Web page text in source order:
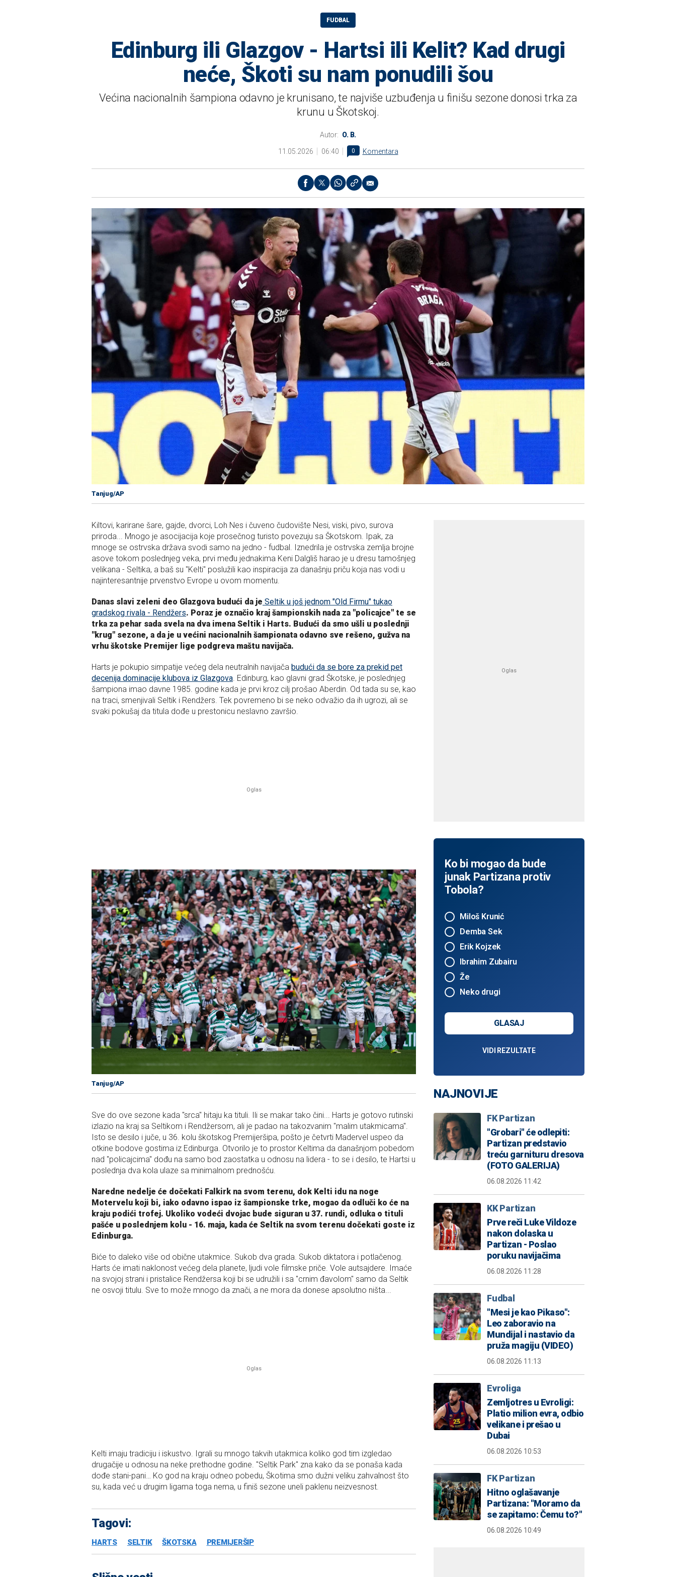
FUDBAL
Edinburg ili Glazgov - Hartsi ili Kelit? Kad drugi
neće, Škoti su nam ponudili šou
Većina nacionalnih šampiona odavno je krunisano, te najviše uzbuđenja u finišu sezone donosi trka za
krunu u Škotskoj.
Autor: O. B.
11.05.2026 06:40 0 Komentara
Tanjug/AP
Kiltovi, karirane šare, gajde, dvorci, Loh Nes i čuveno čudovište Nesi, viski, pivo, surova
priroda... Mnogo je asocijacija koje prosečnog turisto povezuju sa Škotskom. Ipak, za
mnoge se ostrvska država svodi samo na jedno - fudbal. Iznedrila je ostrvska zemlja brojne
asove tokom poslednjeg veka, prvi među jednakima Keni Dalgliš harao je u dresu tamošnjeg
velikana - Seltika, a baš su "Kelti" poslužili kao inspiracija za današnju priču koja nas vodi u
najinteresantnije prvenstvo Evrope u ovom momentu.
Danas slavi zeleni deo Glazgova budući da je Seltik u još jednom "Old Firmu" tukao
gradskog rivala - Rendžers. Poraz je označio kraj šampionskih nada za "policajce" te se
trka za pehar sada svela na dva imena Seltik i Harts. Budući da smo ušli u poslednji
"krug" sezone, a da je u većini nacionalnih šampionata odavno sve rešeno, gužva na
vrhu škotske Premijer lige podgreva maštu navijača.
Harts je pokupio simpatije većeg dela neutralnih navijača budući da se bore za prekid pet
decenija dominacije klubova iz Glazgova . Edinburg, kao glavni grad Škotske, je poslednjeg
šampiona imao davne 1985. godine kada je prvi kroz cilj prošao Aberdin. Od tada su se, kao
na traci, smenjivali Seltik i Rendžers. Tek povremeno bi se neko odvažio da ih ugrozi, ali se
svaki pokušaj da titula dođe u prestonicu neslavno završio.
Tanjug/AP
Sve do ove sezone kada "srca" hitaju ka tituli. Ili se makar tako čini... Harts je gotovo rutinski
izlazio na kraj sa Seltikom i Rendžersom, ali je padao na takozvanim "malim utakmicama".
Isto se desilo i juče, u 36. kolu škotskog Premijeršipa, pošto je četvrti Madervel uspeo da
otkine bodove gostima iz Edinburga. Otvorilo je to prostor Keltima da današnjom pobedom
nad "policajcima" dođu na samo bod zaostatka u odnosu na lidera - to se i desilo, te Hartsi u
poslednja dva kola ulaze sa minimalnom prednošću.
Naredne nedelje će dočekati Falkirk na svom terenu, dok Kelti idu na noge
Motervelu koji bi, iako odavno ispao iz šampionske trke, mogao da odluči ko će na
kraju podići trofej. Ukoliko vodeći dvojac bude siguran u 37. rundi, odluka o tituli
pašće u poslednjem kolu - 16. maja, kada će Seltik na svom terenu dočekati goste iz
Edinburga.
Biće to daleko više od obične utakmice. Sukob dva grada. Sukob diktatora i potlačenog.
Harts će imati naklonost većeg dela planete, ljudi vole filmske priče. Vole autsajdere. Imaće
na svojoj strani i pristalice Rendžersa koji bi se udružili i sa "crnim đavolom" samo da Seltik
ne osvoji titulu. Sve to može mnogo da znači, a ne mora da donese apsolutno ništa...
Kelti imaju tradiciju i iskustvo. Igrali su mnogo takvih utakmica koliko god tim izgledao
drugačije u odnosu na neke prethodne godine. "Seltik Park" zna kako da se ponaša kada
dođe stani-pani… Ko god na kraju odneo pobedu, Škotima smo dužni veliku zahvalnost što
su, kada već u drugim ligama toga nema, u finiš sezone uneli paklenu neizvesnost.
Tagovi:
HARTS SELTIK ŠKOTSKA PREMIJERŠIP
Ko bi mogao da bude
junak Partizana protiv
Tobola?
Miloš Krunić
Demba Sek
Erik Kojzek
Ibrahim Zubairu
Že
Neko drugi
GLASAJ
VIDI REZULTATE
NAJNOVIJE
FK Partizan
"Grobari" će odlepiti:
Partizan predstavio
treću garnituru dresova
(FOTO GALERIJA)
06.08.2026 11:42
KK Partizan
Prve reči Luke Vildoze
nakon dolaska u
Partizan - Poslao
poruku navijačima
06.08.2026 11:28
Fudbal
"Mesi je kao Pikaso":
Leo zaboravio na
Mundijal i nastavio da
pruža magiju (VIDEO)
06.08.2026 11:13
Evroliga
Zemljotres u Evroligi:
Platio milion evra, odbio
velikane i prešao u
Dubai
06.08.2026 10:53
FK Partizan
Hitno oglašavanje
Partizana: "Moramo da
se zapitamo: Čemu to?"
06.08.2026 10:49